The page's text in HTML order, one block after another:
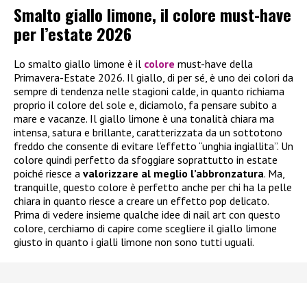
Smalto giallo limone, il colore must-have
per l’estate 2026
Lo smalto giallo limone è il colore must-have della
Primavera-Estate 2026. Il giallo, di per sé, è uno dei colori da
sempre di tendenza nelle stagioni calde, in quanto richiama
proprio il colore del sole e, diciamolo, fa pensare subito a
mare e vacanze. Il giallo limone è una tonalità chiara ma
intensa, satura e brillante, caratterizzata da un sottotono
freddo che consente di evitare l’effetto “unghia ingiallita”. Un
colore quindi perfetto da sfoggiare soprattutto in estate
poiché riesce a valorizzare al meglio l’abbronzatura. Ma,
tranquille, questo colore è perfetto anche per chi ha la pelle
chiara in quanto riesce a creare un effetto pop delicato.
Prima di vedere insieme qualche idee di nail art con questo
colore, cerchiamo di capire come scegliere il giallo limone
giusto in quanto i gialli limone non sono tutti uguali.